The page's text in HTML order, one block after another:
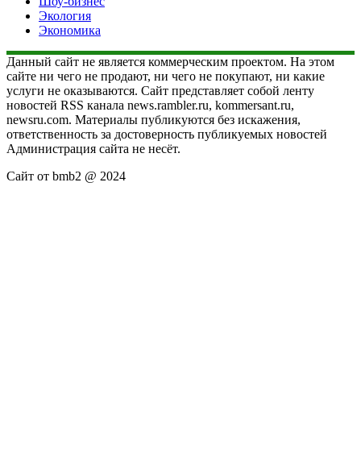
Экология
Экономика
Данный сайт не является коммерческим проектом. На этом
сайте ни чего не продают, ни чего не покупают, ни какие
услуги не оказываются. Сайт представляет собой ленту
новостей RSS канала news.rambler.ru, kommersant.ru,
newsru.com. Материалы публикуются без искажения,
ответственность за достоверность публикуемых новостей
Администрация сайта не несёт.
Сайт от bmb2 @ 2024